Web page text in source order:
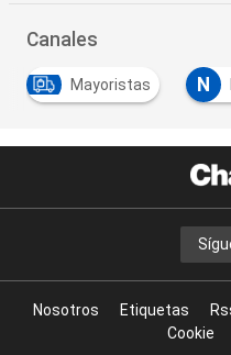
Canales
Mayoristas N
Nosotros Etiquetas
Cookie